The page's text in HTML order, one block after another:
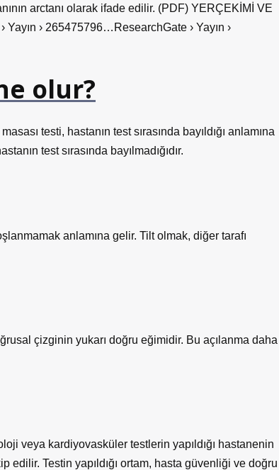
arctanı olarak ifade edilir. (PDF) YERÇEKİMİ VE
› 265475796…ResearchGate › Yayın ›
olur?
testi, hastanın test sırasında bayıldığı anlamına
test sırasında bayılmadığıdır.
anlamına gelir. Tilt olmak, diğer tarafı
çizginin yukarı doğru eğimidir. Bu açılanma daha
veya kardiyovasküler testlerin yapıldığı hastanenin
edilir. Testin yapıldığı ortam, hasta güvenliği ve doğru